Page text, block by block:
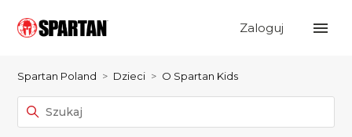
Zaloguj
Spartan Poland Dzieci O Spartan Kids